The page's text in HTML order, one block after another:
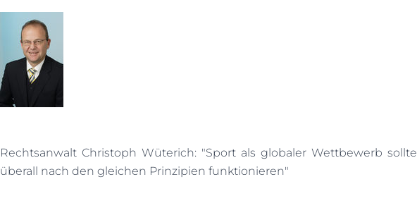
Rechtsanwalt Christoph Wüterich: "Sport als globaler Wettbewerb sollte
überall nach den gleichen Prinzipien funktionieren"